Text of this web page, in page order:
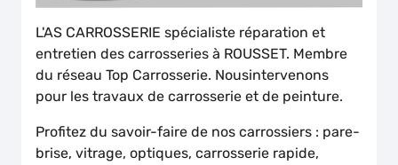
L'AS CARROSSERIE spécialiste réparation et
entretien des carrosseries à ROUSSET. Membre
du réseau Top Carrosserie. Nousintervenons
pour les travaux de carrosserie et de peinture.
Profitez du savoir-faire de nos carrossiers : pare-
brise, vitrage, optiques, carrosserie rapide,